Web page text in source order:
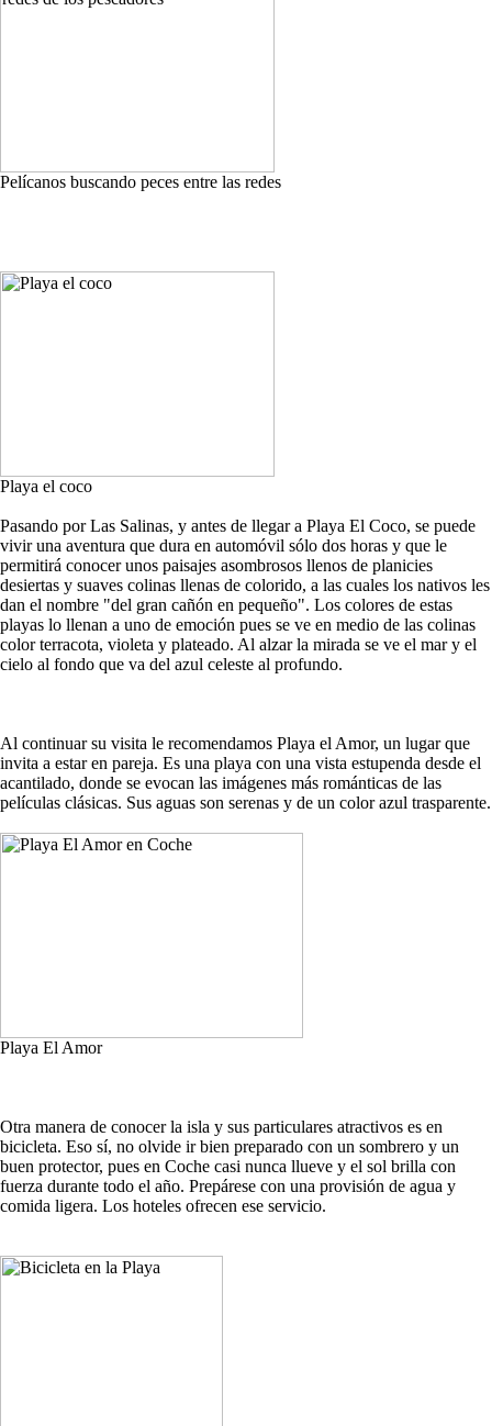
Pelícanos buscando peces entre las redes
Playa el coco
Pasando por Las Salinas, y antes de llegar a Playa El Coco, se puede
vivir una aventura que dura en automóvil sólo dos horas y que le
permitirá conocer unos paisajes asombrosos llenos de planicies
desiertas y suaves colinas llenas de colorido, a las cuales los nativos les
dan el nombre "del gran cañón en pequeño". Los colores de estas
playas lo llenan a uno de emoción pues se ve en medio de las colinas
color terracota, violeta y plateado. Al alzar la mirada se ve el mar y el
cielo al fondo que va del azul celeste al profundo.
Al continuar su visita le recomendamos Playa el Amor, un lugar que
invita a estar en pareja. Es una playa con una vista estupenda desde el
acantilado, donde se evocan las imágenes más románticas de las
películas clásicas. Sus aguas son serenas y de un color azul trasparente.
Playa El Amor
Otra manera de conocer la isla y sus particulares atractivos es en
bicicleta. Eso sí, no olvide ir bien preparado con un sombrero y un
buen protector, pues en Coche casi nunca llueve y el sol brilla con
fuerza durante todo el año. Prepárese con una provisión de agua y
comida ligera. Los hoteles ofrecen ese servicio.